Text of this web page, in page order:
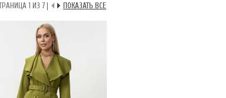
1 ИЗ 7 | ПОКАЗАТЬ ВСЕ